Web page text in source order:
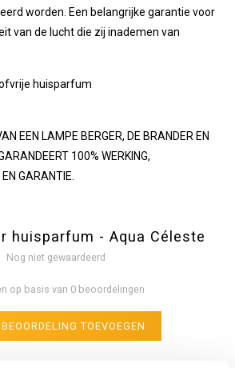
worden. Een belangrijke garantie voor
van de lucht die zij inademen van
huisparfum
EEN LAMPE BERGER, DE BRANDER EN
100% WERKING,
EN GARANTIE.
huisparfum - Aqua Céleste
Nog niet gewaardeerd
op basis van 0 beoordelingen
TOEVOEGEN